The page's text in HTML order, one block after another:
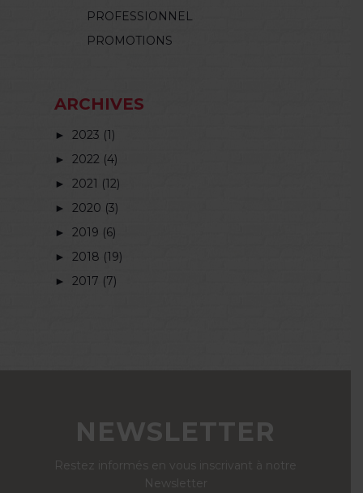
PROFESSIONNEL
PROMOTIONS
ARCHIVES
►
2023 (1)
►
2022 (4)
►
2021 (12)
►
2020 (3)
►
2019 (6)
►
2018 (19)
►
2017 (7)
NEWSLETTER
Restez informés en vous inscrivant à notre
Newsletter